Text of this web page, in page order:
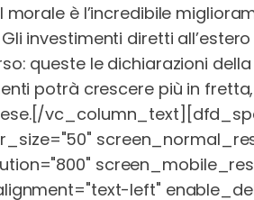
morale è l’incredibile
investimenti diretti
queste le dichiarazioni
potrà crescere più in
[/
left"